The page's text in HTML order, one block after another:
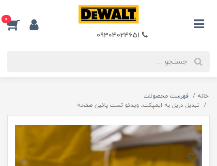
0
خانه
فهرست محصولات
تبدیل دریل به ایمپکت، ویدئو تست پائین صفحه